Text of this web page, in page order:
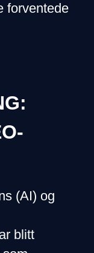
forventede
(AI) og
blitt